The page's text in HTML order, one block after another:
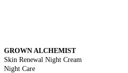
GROWN ALCHEMIST
Skin Renewal Night Cream
Night Care